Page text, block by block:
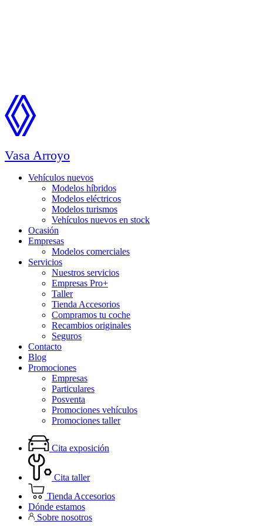
Vasa Arroyo
Vehículos nuevos
Modelos híbridos
Modelos eléctricos
Modelos turismos
Vehículos nuevos en stock
Ocasión
Empresas
Modelos comerciales
Servicios
Nuestros servicios
Empresas Pro+
Taller
Tienda Accesorios
Compramos tu coche
Recambios originales
Seguros
Contacto
Blog
Promociones
Empresas
Particulares
Posventa
Promociones vehículos
Promociones taller
Cita exposición
Cita taller
Tienda Accesorios
Dónde estamos
Sobre nosotros